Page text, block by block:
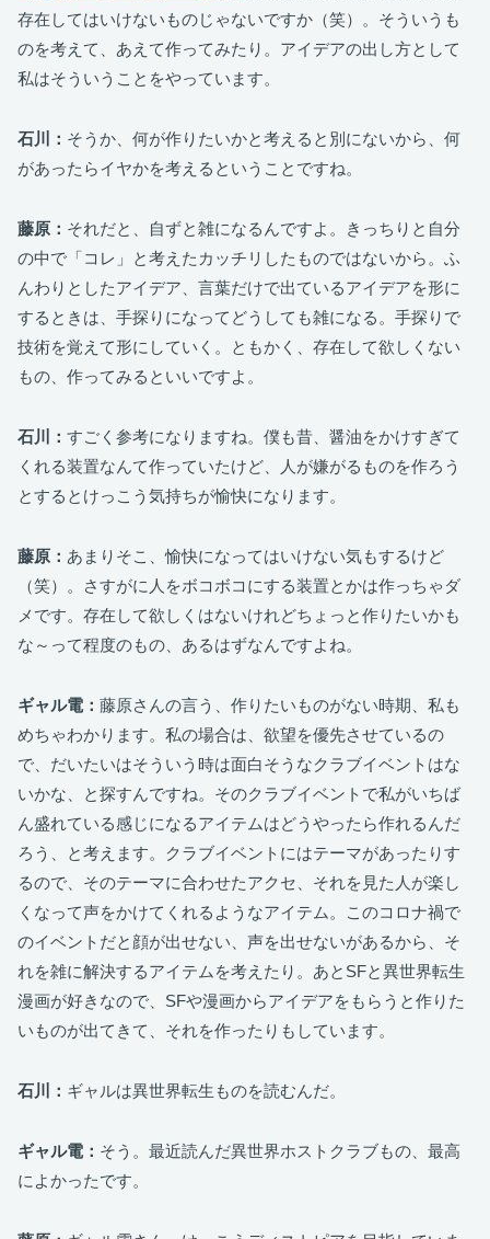
存在してはいけないものじゃないですか（笑）。そういうも
のを考えて、あえて作ってみたり。アイデアの出し方として
私はそういうことをやっています。
石川： そうか、何が作りたいかと考えると別にないから、何
があったらイヤかを考えるということですね。
藤原： それだと、自ずと雑になるんですよ。きっちりと自分
の中で「コレ」と考えたカッチリしたものではないから。ふ
んわりとしたアイデア、言葉だけで出ているアイデアを形に
するときは、手探りになってどうしても雑になる。手探りで
技術を覚えて形にしていく。ともかく、存在して欲しくない
もの、作ってみるといいですよ。
石川： すごく参考になりますね。僕も昔、醤油をかけすぎて
くれる装置なんて作っていたけど、人が嫌がるものを作ろう
とするとけっこう気持ちが愉快になります。
藤原： あまりそこ、愉快になってはいけない気もするけど
（笑）。さすがに人をボコボコにする装置とかは作っちゃダ
メです。存在して欲しくはないけれどちょっと作りたいかも
な～って程度のもの、あるはずなんですよね。
ギャル電： 藤原さんの言う、作りたいものがない時期、私も
めちゃわかります。私の場合は、欲望を優先させているの
で、だいたいはそういう時は面白そうなクラブイベントはな
いかな、と探すんですね。そのクラブイベントで私がいちば
ん盛れている感じになるアイテムはどうやったら作れるんだ
ろう、と考えます。クラブイベントにはテーマがあったりす
るので、そのテーマに合わせたアクセ、それを見た人が楽し
くなって声をかけてくれるようなアイテム。このコロナ禍で
のイベントだと顔が出せない、声を出せないがあるから、そ
れを雑に解決するアイテムを考えたり。あとSFと異世界転生
漫画が好きなので、SFや漫画からアイデアをもらうと作りた
いものが出てきて、それを作ったりもしています。
石川： ギャルは異世界転生ものを読むんだ。
ギャル電： そう。最近読んだ異世界ホストクラブもの、最高
によかったです。